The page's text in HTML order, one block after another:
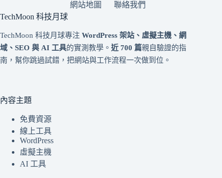
網站地圖
聯絡我們
TechMoon 科技月球
TechMoon 科技月球專注 WordPress 架站、虛擬主機、網
域、SEO 與 AI 工具的實測教學。 近 700 篇親自驗證的指
南，幫你跳過試錯，把網站與工作流程一次做到位。
內容主題
免費資源
線上工具
WordPress
虛擬主機
AI 工具